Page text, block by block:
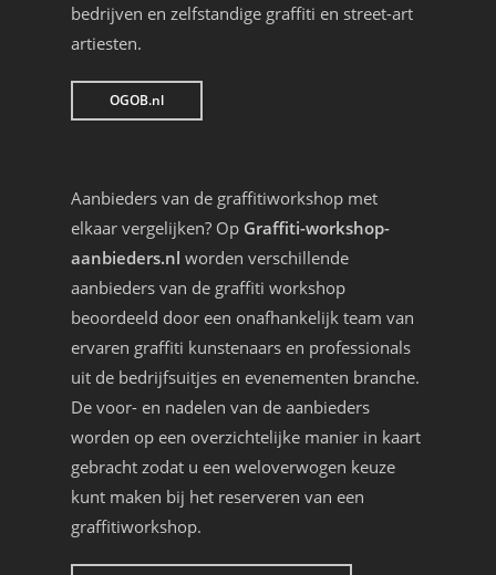
bedrijven en zelfstandige graffiti en street-art
artiesten.
OGOB.nl
Aanbieders van de graffitiworkshop met
elkaar vergelijken? Op Graffiti-workshop-
aanbieders.nl worden verschillende
aanbieders van de graffiti workshop
beoordeeld door een onafhankelijk team van
ervaren graffiti kunstenaars en professionals
uit de bedrijfsuitjes en evenementen branche.
De voor- en nadelen van de aanbieders
worden op een overzichtelijke manier in kaart
gebracht zodat u een weloverwogen keuze
kunt maken bij het reserveren van een
graffitiworkshop.